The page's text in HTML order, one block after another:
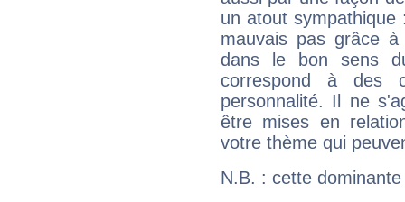
un atout
mauvais pas grâce
dans le bon sens
correspond à des
personnalité. Il ne
être mises en
votre thème qui
N.B. : cette